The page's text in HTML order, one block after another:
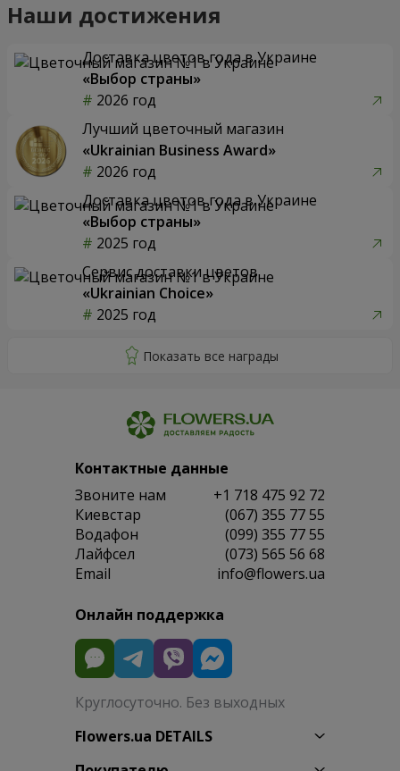
Наши достижения
Доставка цветов года в Украине
«Выбор страны»
2026 год
Лучший цветочный магазин
«Ukrainian Business Award»
2026 год
Доставка цветов года в Украине
«Выбор страны»
2025 год
Сервис доставки цветов
«Ukrainian Choice»
2025 год
Контактные данные
Звоните нам
+1 718 475 92 72
Киевстар
(067) 355 77 55
Водафон
(099) 355 77 55
Лайфсел
(073) 565 56 68
Email
info@flowers.ua
Онлайн поддержка
Круглосуточно. Без выходных
Flowers.ua DETAILS